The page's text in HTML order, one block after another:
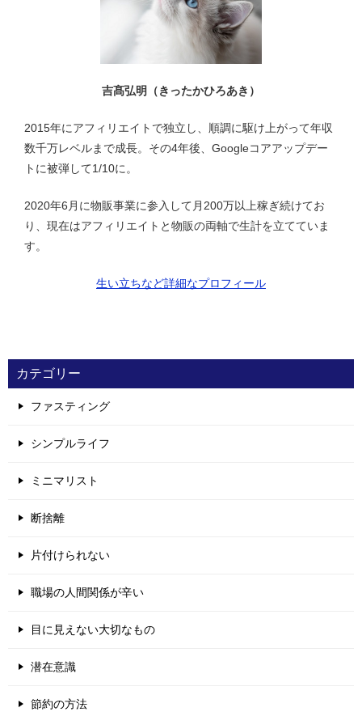
吉髙弘明（きったかひろあき）
2015年にアフィリエイトで独立し、順調に駆け上がって年収
数千万レベルまで成長。その4年後、Googleコアアップデー
トに被弾して1/10に。
2020年6月に物販事業に参入して月200万以上稼ぎ続けてお
り、現在はアフィリエイトと物販の両軸で生計を立てていま
す。
生い立ちなど詳細なプロフィール
カテゴリー
ファスティング
シンプルライフ
ミニマリスト
断捨離
片付けられない
職場の人間関係が辛い
目に見えない大切なもの
潜在意識
節約の方法